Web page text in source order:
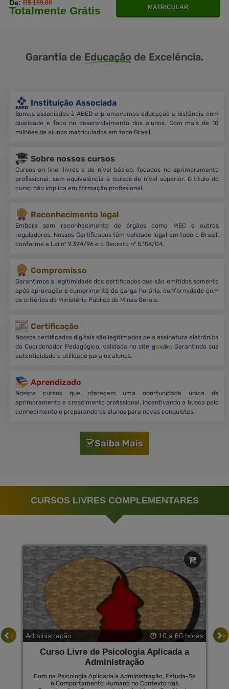
De:R$ 159.80
Totalmente Grátis MATRICULAR
Garantia de Educação de Excelência.
Instituição Associada
Somos associados à ABED e promovemos educação a distância com
qualidade e foco no desenvolvimento dos alunos. Com mais de 10
milhões de alunos matriculados em todo Brasil.
Sobre nossos cursos
Cursos on-line, livres e de nível básico, focados no aprimoramento
profissional, sem equivalência a cursos de nível superior. O título do
curso não implica em formação profissional.
Reconhecimento legal
Embora sem reconhecimento de órgãos como MEC e outros
reguladores. Nossos Certificados têm validade legal em todo o Brasil,
conforme a Lei nº 9.394/96 e o Decreto nº 5.154/04.
Compromisso
Garantimos a legitimidade dos certificados que são emitidos somente
após aprovação e cumprimento da carga horária, conformidade com
os critérios do Ministério Público de Minas Gerais.
Certificação
Nossos certificados digitais são legitimados pela assinatura eletrônica
do Coordenador Pedagógico, validada no site gov.br. Garantindo sua
autenticidade e utilidade para os alunos.
Aprendizado
Nossos cursos que oferecem uma oportunidade única de
aprimoramento e crescimento profissional, incentivando a busca pelo
conhecimento e preparando os alunos para novas conquistas.
Saiba Mais
CURSOS LIVRES COMPLEMENTARES
Administração 10 a 60 horas
Curso Livre de Psicologia Aplicada a
Administração
Com na Psicologia Aplicada a Administração, Estuda-Se
o Comportamento Humano no Contexto das
‹ ›